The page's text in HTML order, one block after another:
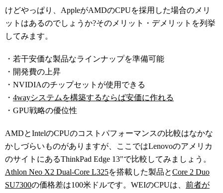
けどやっぱり、AppleがAMDのCPUを採用した場合のメリ
ットはあるのでしょうか?そのメリット・デメリットを列挙
してみます。
・若干安価な製品なラインナップを準備可能
・開発費の上昇
・NVIDIAのチップセットが使用できる
・ 4wayシステムを構築するならば安価に作れる
・GPU戦略の優位性
AMDとIntelのCPUのコストパフォーマンスの比較はなかな
かしづらいものがありますが、ここではLenovoのアメリカ
のサイトにあるThinkPad Edge 13"で比較してみましょう。
Athlon Neo X2 Dual-Core L325を搭載した製品とCore 2 Duo
SU7300の価格差は100米ドルです。WEIのCPUは、 前者が